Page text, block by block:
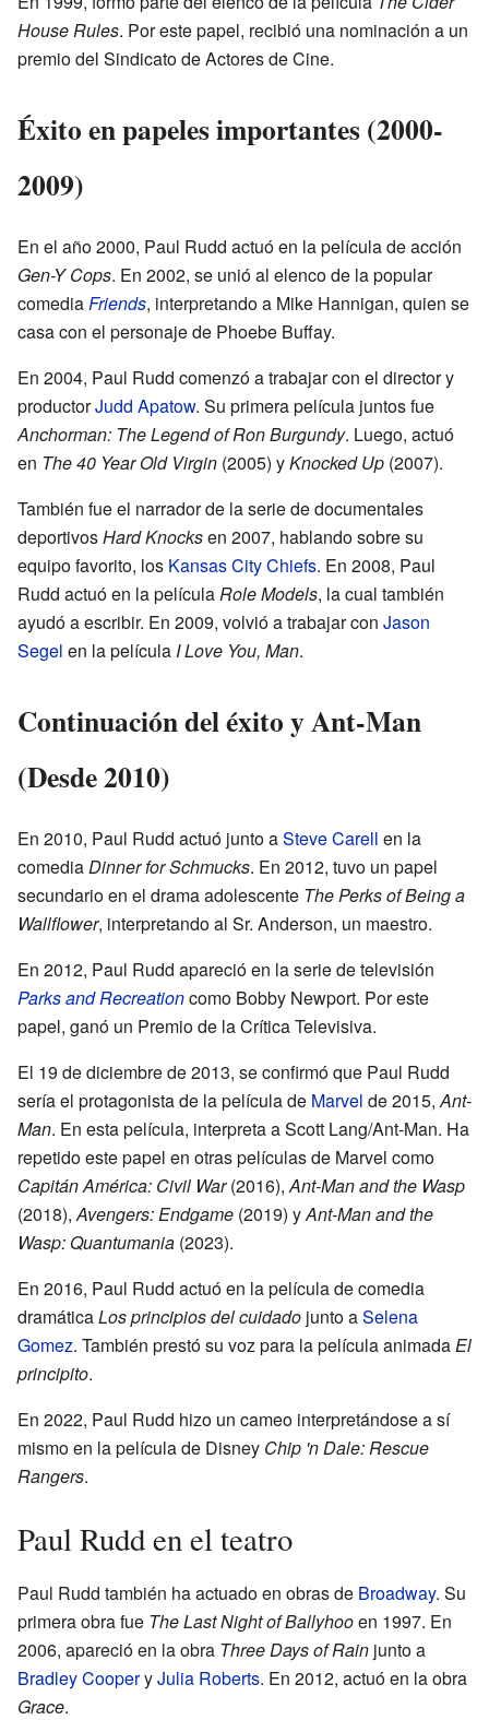
House Rules. Por este papel, recibió una nominación a un
premio del Sindicato de Actores de Cine.
Éxito en papeles importantes (2000-
2009)
En el año 2000, Paul Rudd actuó en la película de acción
Gen-Y Cops. En 2002, se unió al elenco de la popular
comediaFriends, interpretando a Mike Hannigan, quien se
casa con el personaje de Phoebe Buffay.
En 2004, Paul Rudd comenzó a trabajar con el director y
productorJudd Apatow. Su primera película juntos fue
Anchorman: The Legend of Ron Burgundy. Luego, actuó
en The 40 Year Old Virgin (2005) yKnocked Up (2007).
También fue el narrador de la serie de documentales
deportivosHard Knocksen 2007, hablando sobre su
equipo favorito, los Kansas City Chiefs. En 2008, Paul
Rudd actuó en la películaRole Models, la cual también
ayudó a escribir. En 2009, volvió a trabajar con Jason
Segel en la película I Love You, Man.
Continuación del éxito y Ant-Man
(Desde 2010)
En 2010, Paul Rudd actuó junto aSteve Carell en la
comediaDinner for Schmucks. En 2012, tuvo un papel
secundario en el drama adolescente The Perks of Being a
Wallflower, interpretando al Sr. Anderson, un maestro.
En 2012, Paul Rudd apareció en la serie de televisión
Parks and Recreationcomo Bobby Newport. Por este
papel, ganó un Premio de la Crítica Televisiva.
El 19 de diciembre de 2013, se confirmó que Paul Rudd
sería el protagonista de la película de Marvel de 2015,Ant-
Man. En esta película, interpreta a Scott Lang/Ant-Man. Ha
repetido este papel en otras películas de Marvel como
Capitán América: Civil War(2016),Ant-Man and the Wasp
(2018),Avengers: Endgame (2019) yAnt-Man and the
Wasp: Quantumania (2023).
En 2016, Paul Rudd actuó en la película de comedia
dramáticaLos principios del cuidado junto aSelena
Gomez. También prestó su voz para la película animadaEl
principito.
En 2022, Paul Rudd hizo un cameo interpretándose a sí
mismo en la película de Disney Chip 'n Dale: Rescue
Rangers.
Paul Rudd en el teatro
Paul Rudd también ha actuado en obras de Broadway. Su
primera obra fue The Last Night of Ballyhooen 1997. En
2006, apareció en la obra Three Days of Rain junto a
Bradley CooperyJulia Roberts. En 2012, actuó en la obra
Grace.